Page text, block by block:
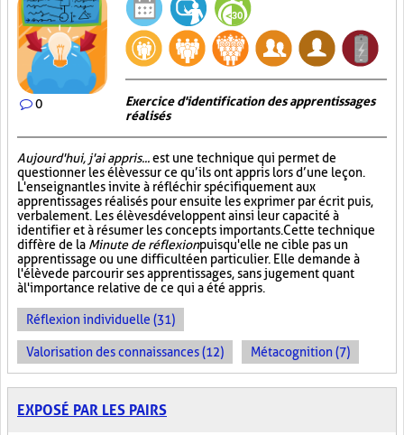
0
Exercice d'identification des apprentissages
réalisés
Aujourd'hui, j'ai appris...est une technique qui permet de
questionner les élèves sur ce qu’ils ont appris lors d’une leçon.
L'enseignant les invite à réfléchir spécifiquement aux
apprentissages réalisés pour ensuite les exprimer par écrit puis,
verbalement. Les élèves développent ainsi leur capacité à
identifier et à résumer les concepts importants. Cette technique
diffère de la Minute de réflexionpuisqu'elle ne cible pas un
apprentissage ou une difficulté en particulier. Elle demande à
l'élève de parcourir ses apprentissages, sans jugement quant
à l'importance relative de ce qui a été appris.
Réflexion individuelle (31)
Valorisation des connaissances (12) Métacognition (7)
EXPOSÉ PAR LES PAIRS